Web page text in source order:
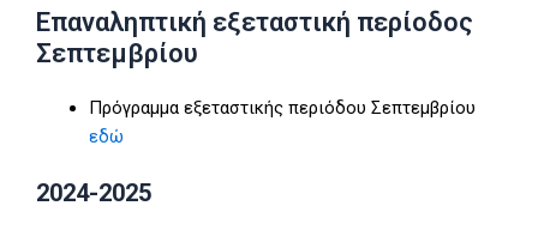
Επαναληπτική εξεταστική περίοδος
Σεπτεμβρίου
Πρόγραμμα εξεταστικής περιόδου Σεπτεμβρίου
εδώ
2024-2025